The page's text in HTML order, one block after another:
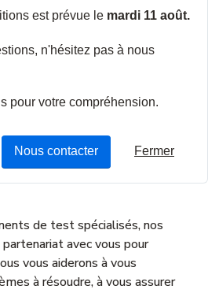
s'appuie sur une expérience
En utilisant ce service, vous
gamme de produits de toute
votre efficacité en vous
et impartiale en matière
de test spécialisés, nos
avec vous pour
vous aiderons à vous
à résoudre, à vous assurer